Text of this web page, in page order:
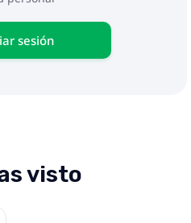
con funda extraíble y
con funda extraíble y
sesión
visto